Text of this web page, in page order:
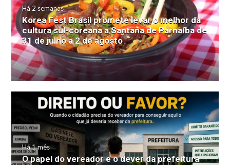
Há 2 semanas
Korea Fest Brasil promete levar o melhor da
cultura sul-coreana a Santana de Parnaíba de
31 de julho a 2 de agosto
Há 1 mês
O papel do vereador e o dever da prefeitura